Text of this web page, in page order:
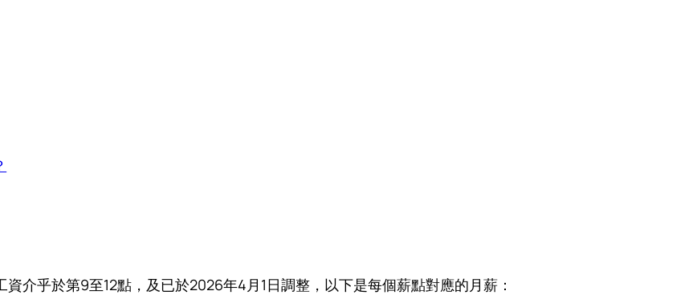
資介乎於第9至12點，及已於2026年4月1日調整，以下是每個薪點對應的月薪：